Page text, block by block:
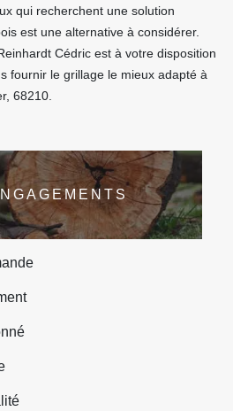
qui recherchent une solution
est une alternative à considérer.
Cédric est à votre disposition
fournir le grillage le mieux adapté à
68210.